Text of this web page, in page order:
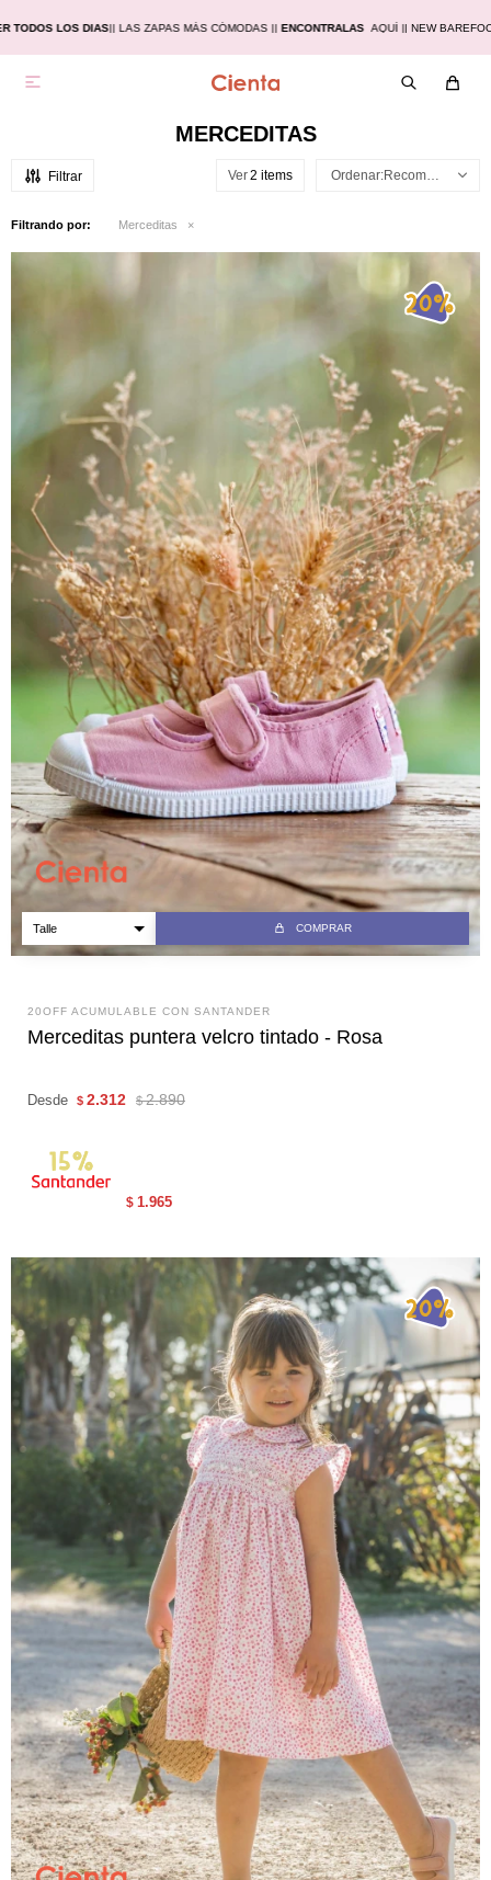
LOS DIAS|| LAS ZAPAS MÁS CÓMODAS ||ENCONTRALASAQUÍ || NEW BAREFOOT

MERCEDITAS
Ver Recomendados
Filtrando por: Merceditas
COMPRAR
20OFF ACUMULABLE CON SANTANDER
Merceditas puntera velcro tintado - Rosa
Desde $ 2.312 $ 2.890
$ 1.965